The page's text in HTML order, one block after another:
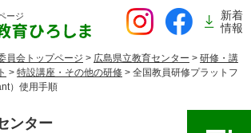
ージ
新着
情報
員会トップページ > 広島県立教育センター > 研修・講
> 特設講座・その他の研修 > 全国教員研修プラットフ
）使用手順
ンター